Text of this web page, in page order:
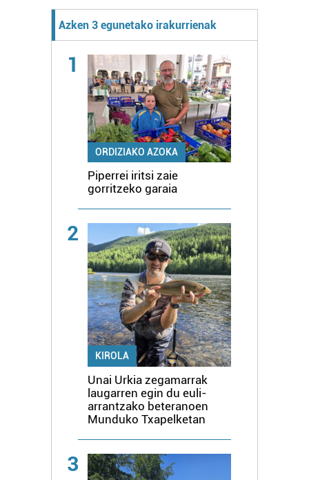
Azken 3 egunetako irakurrienak
1
ORDIZIAKO AZOKA
Piperrei iritsi zaie
gorritzeko garaia
2
KIROLA
Unai Urkia zegamarrak
laugarren egin du euli-
arrantzako beteranoen
Munduko Txapelketan
3